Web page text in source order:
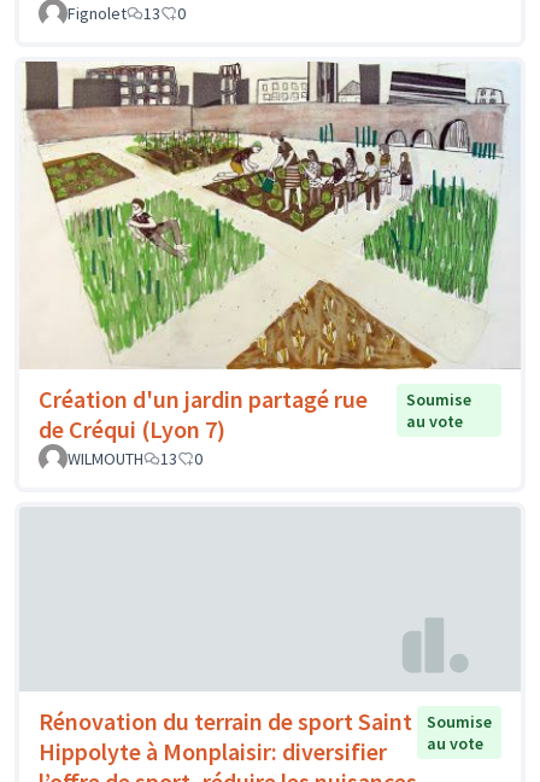
Fignolet
13 0
Création d'un jardin partagé rue
de Créqui (Lyon 7)
Soumise
au vote
WILMOUTH
13 0
Rénovation du terrain de sport Saint
Hippolyte à Monplaisir: diversifier
Soumise
au vote